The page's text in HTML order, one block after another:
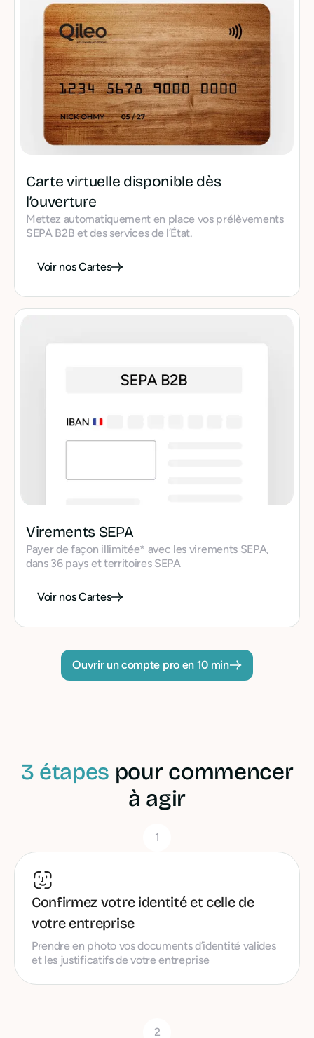
Carte virtuelle disponible dès
l’ouverture
Mettez automatiquement en place vos prélèvements
SEPA B2B et des services de l’État.
Voir nos Cartes
Virements SEPA
Payer de façon illimitée* avec les virements SEPA,
dans 36 pays et territoires SEPA
Voir nos Cartes
Ouvrir un compte pro en 10 min
3 étapes pour commencer
à agir
1
Confirmez votre identité et celle de
votre entreprise
Prendre en photo vos documents d’identité valides
et les justificatifs de votre entreprise
2